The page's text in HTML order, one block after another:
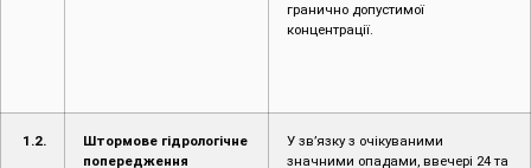
гранично допустимої
концентрації.
1.2.
Штормове гідрологічне
попередження
У зв’язку з очікуваними
значними опадами, ввечері 24 та